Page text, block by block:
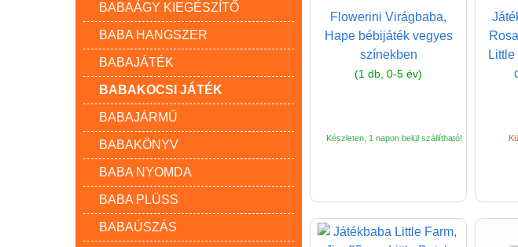
BABAÁGY KIEGÉSZÍTŐ
BABA HANGSZER
BABAJÁTÉK
BABAKOCSI JÁTÉK
BABAJÁRMŰ
BABAKÖNYV
BABA NYOMDA
BABA PLÜSS
BABAÚSZÁS
Flowerini Virágbaba,
Hape bébijáték vegyes
színekben
(1 db, 0-5 év)
Készleten, 1 napon belül szállítható!